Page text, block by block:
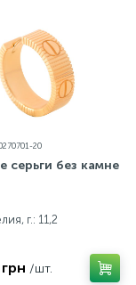
20
серьги без камней
г.: 11,2
/шт.